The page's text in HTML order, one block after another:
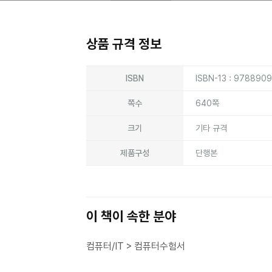
상품 규격 정보
ISBN ISBN-13 :
쪽수 640쪽
크기 기타 규격
제품구성 단행본
이 책이 속한 분야
컴퓨터/IT > 컴퓨터수험서